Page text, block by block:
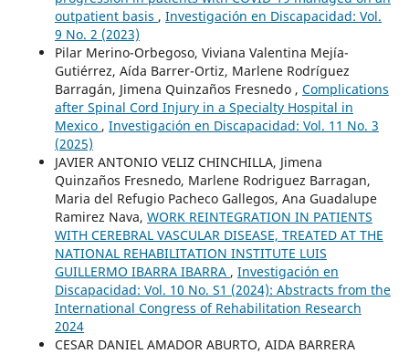
outpatient basis , Investigación en Discapacidad: Vol.
9 No. 2 (2023)
Pilar Merino-Orbegoso, Viviana Valentina Mejía-
Gutiérrez, Aída Barrer-Ortiz, Marlene Rodríguez
Barragán, Jimena Quinzaños Fresnedo , Complications
after Spinal Cord Injury in a Specialty Hospital in
Mexico , Investigación en Discapacidad: Vol. 11 No. 3
(2025)
JAVIER ANTONIO VELIZ CHINCHILLA, Jimena
Quinzaños Fresnedo, Marlene Rodriguez Barragan,
Maria del Refugio Pacheco Gallegos, Ana Guadalupe
Ramirez Nava, WORK REINTEGRATION IN PATIENTS
WITH CEREBRAL VASCULAR DISEASE, TREATED AT THE
NATIONAL REHABILITATION INSTITUTE LUIS
GUILLERMO IBARRA IBARRA , Investigación en
Discapacidad: Vol. 10 No. S1 (2024): Abstracts from the
International Congress of Rehabilitation Research
2024
CESAR DANIEL AMADOR ABURTO, AIDA BARRERA